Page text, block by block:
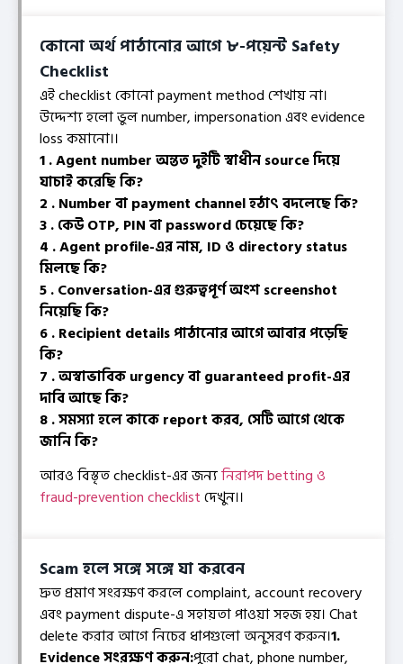
কোনো অর্থ পাঠানোর আগে ৮-পয়েন্ট Safety
Checklist
এই checklist কোনো payment method শেখায় না।
উদ্দেশ্য হলো ভুল number, impersonation এবং evidence
loss কমানো।।
1 . Agent number অন্তত দুইটি স্বাধীন source দিয়ে
যাচাই করেছি কি?
2 . Number বা payment channel হঠাৎ বদলেছে কি?
3 . কেউ OTP, PIN বা password চেয়েছে কি?
4 . Agent profile-এর নাম, ID ও directory status
মিলছে কি?
5 . Conversation-এর গুরুত্বপূর্ণ অংশ screenshot
নিয়েছি কি?
6 . Recipient details পাঠানোর আগে আবার পড়েছি
কি?
7 . অস্বাভাবিক urgency বা guaranteed profit-এর
দাবি আছে কি?
8 . সমস্যা হলে কাকে report করব, সেটি আগে থেকে
জানি কি?
আরও বিস্তৃত checklist-এর জন্যনিরাপদ betting ও
fraud-prevention checklistদেখুন।।
Scam হলে সঙ্গে সঙ্গে যা করবেন
দ্রুত প্রমাণ সংরক্ষণ করলে complaint, account recovery
এবং payment dispute-এ সহায়তা পাওয়া সহজ হয়। Chat
delete করার আগে নিচের ধাপগুলো অনুসরণ করুন।1.
Evidence সংরক্ষণ করুন:পুরো chat, phone number,